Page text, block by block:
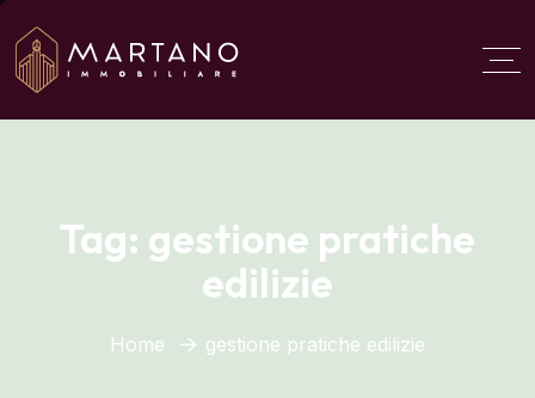
Aggiungi qui il testo del
titolo
Tag: gestione pratiche
edilizie
Home gestione pratiche edilizie